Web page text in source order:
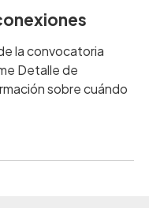
la convocatoria
Detalle de
sobre cuándo